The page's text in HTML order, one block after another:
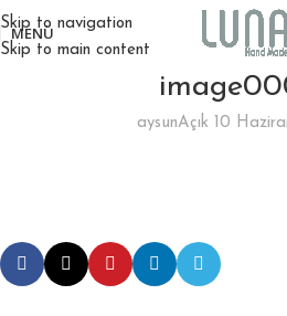
Skip to navigation
Skip to main content
MENÜ
aysunAçık 10